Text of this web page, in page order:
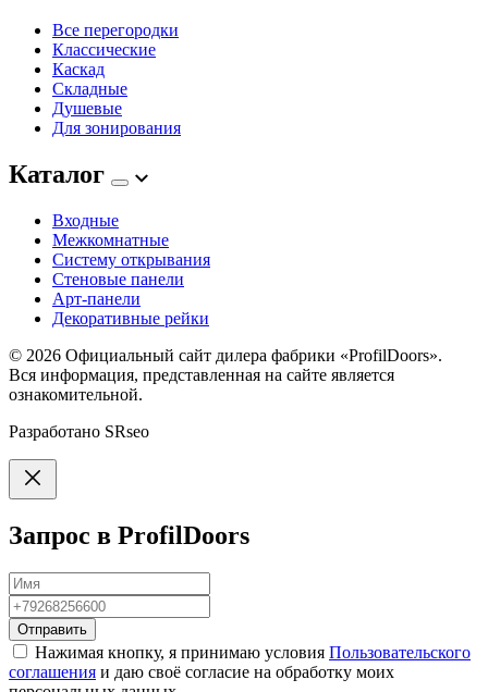
Все перегородки
Классические
Каскад
Складные
Душевые
Для зонирования
Каталог
Входные
Межкомнатные
Систему открывания
Стеновые панели
Арт-панели
Декоративные рейки
© 2026 Официальный сайт дилера фабрики «ProfilDoors».
Вся информация, представленная на сайте является
ознакомительной.
Разработано SRseo
Запрос в ProfilDoors
Отправить
Нажимая кнопку, я принимаю условия Пользовательского
соглашения и даю своё согласие на обработку моих